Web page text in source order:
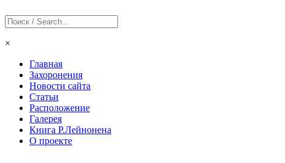
×
Главная
Захоронения
Новости сайта
Статьи
Расположение
Галерея
Книга Р.Лейнонена
О проекте